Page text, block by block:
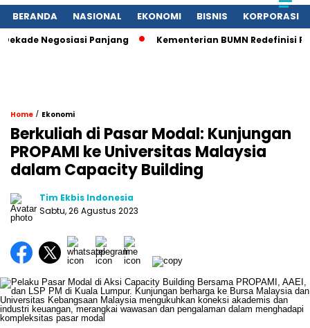
BERANDA NASIONAL EKONOMI BISNIS KORPORASI
Negosiasi Panjang Kementerian BUMN Redefinisi Peran
Home / Ekonomi
Berkuliah di Pasar Modal: Kunjungan
PROPAMI ke Universitas Malaysia
dalam Capacity Building
Tim Ekbis Indonesia
Sabtu, 26 Agustus 2023